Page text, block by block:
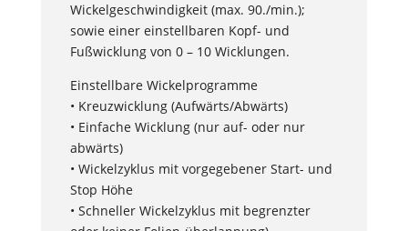
Wickelgeschwindigkeit (max. 90./min.);
sowie einer einstellbaren Kopf- und
Fußwicklung von 0 – 10 Wicklungen.
Einstellbare Wickelprogramme
• Kreuzwicklung (Aufwärts/Abwärts)
• Einfache Wicklung (nur auf- oder nur
abwärts)
• Wickelzyklus mit vorgegebener Start- und
Stop Höhe
• Schneller Wickelzyklus mit begrenzter